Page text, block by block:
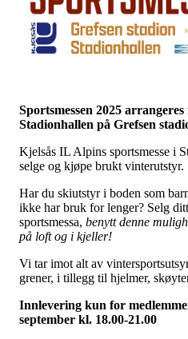
Sportsmessen 2025
Stadionhallen på Grefsen
Kjelsås IL Alpins sportsmesse i
selge og kjøpe brukt vinterutstyr.
Har du skiutstyr i boden som
ikke har bruk for lenger? Selg
sportsmessa, benytt denne
på loft og i kjeller!
Vi tar imot alt av
grener, i tillegg til hjelmer,
Innlevering kun for
september kl. 18.00-21.00